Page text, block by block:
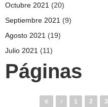
Octubre 2021 (20)
Septiembre 2021 (9)
Agosto 2021 (19)
Julio 2021 (11)
Páginas
1 2 3